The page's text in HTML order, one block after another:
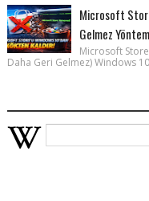
Microsoft
Gelmez
Microsoft
Daha Geri Gelmez) Windows